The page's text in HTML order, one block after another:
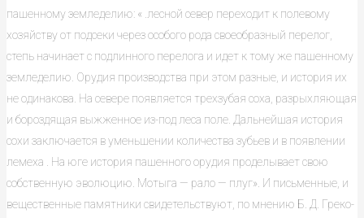
па­шенному земледелию: « .лесной север переходит к полевому
хозяйству от подсеки через особого рода своеобразный перелог,
степь начинает с под­линного перелога и идет к тому же пашенному
земледелию. Орудия про­изводства при этом разные, и история их
не одинакова. На севере появляет­ся трехзубая соха, разрыхляющая
и бороздящая выжженное из-под леса поле. Дальнейшая история
сохи заключается в уменьшении количества зубьев и в появлении
лемеха . На юге история пашенного орудия проделы­вает свою
собственную эволюцию. Мотыга — рало — плуг». И письмен­ные, и
вещественные памятники свидетельствуют, по мнению Б. Д. Греко­